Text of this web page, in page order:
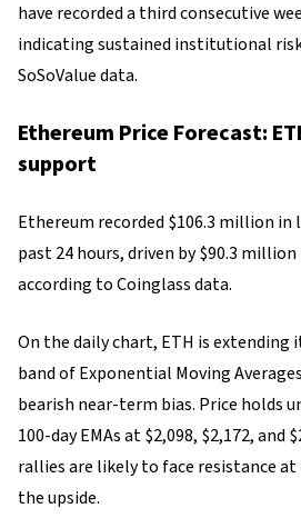
have recorded a third consecutive
indicating sustained institutional
SoSoValue data.
Ethereum Price Forecast:
support
Ethereum recorded $106.3 million
past 24 hours, driven by $90.3
according to Coinglass data.
On the daily chart, ETH is extending
band of Exponential Moving
bearish near-term bias. Price holds
100-day EMAs at $2,098, $2,172, and
rallies are likely to face resistance at
the upside.